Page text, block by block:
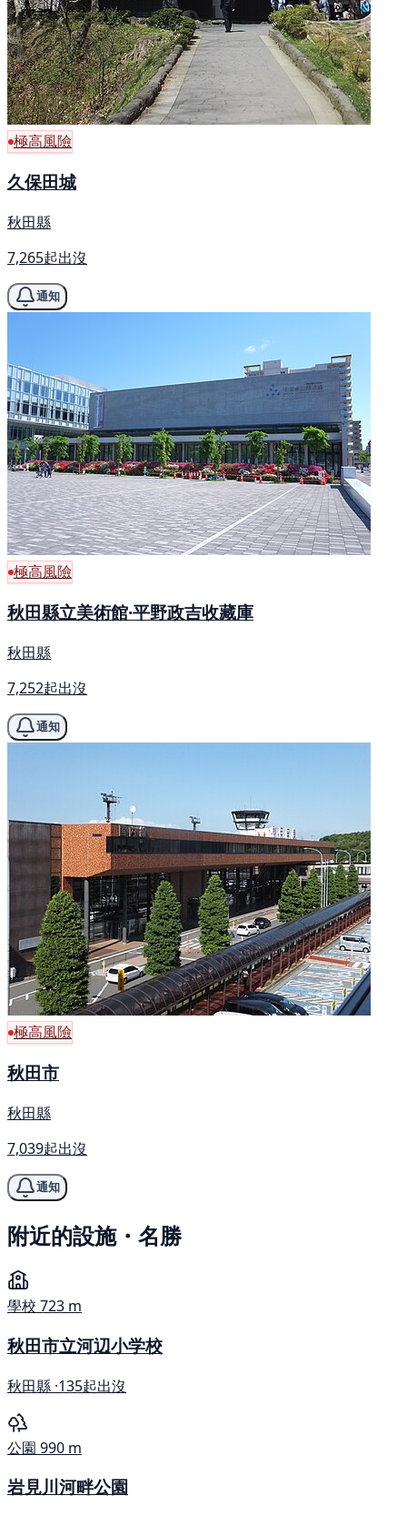
極高風險
久保田城
秋田縣
7,265起出沒
通知
極高風險
秋田縣立美術館·平野政吉收藏庫
秋田縣
7,252起出沒
通知
極高風險
秋田市
秋田縣
7,039起出沒
通知
附近的設施・名勝
學校 723 m
秋田市立河辺小学校
秋田縣 ·135起出沒
公園 990 m
岩見川河畔公園